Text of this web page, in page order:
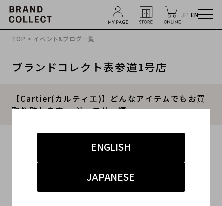
JP EN
ENGLISH
JAPANESE
TOP > イベント&ブログ一覧
ブランドコレクト表参道1号店
【Cartier(カルティエ)】どんなアイテムでもお買
取り致します。-ジュエリー編-
#カルティエ 買取
クリスマスに贈るプレゼントや